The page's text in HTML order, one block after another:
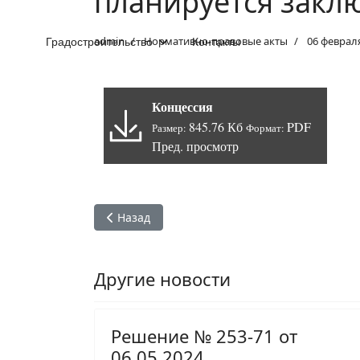
Градостроительство Контакты
admin Нормативно-правовые акты 06
Концессия
Размер: 845.76 Кб Формат: PDF
Пред. просмотр
Предыдущий: Постановление №534 от
Назад
Другие новости
Решение № 253-71 от